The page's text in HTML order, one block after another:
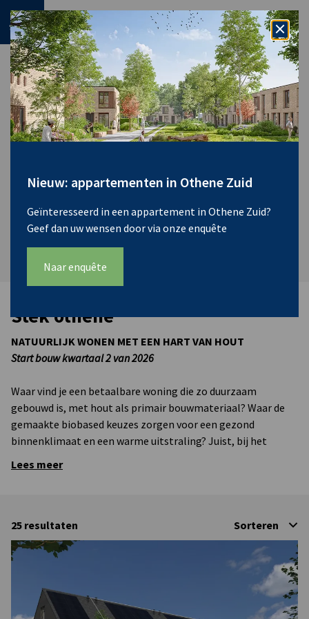
Filter
Stek othene
NATUURLIJK WONEN MET EEN HART VAN HOUT
Start bouw kwartaal 2 van 2026
Waar vind je een betaalbare woning die zo duurzaam
gebouwd is, met hout als primair bouwmateriaal? Waar de
gemaakte biobased keuzes zorgen voor een gezond
binnenklimaat en een warme uitstraling? Juist, bij het
blauw en het groen van het landschap de hoofdrol spelen,
zijn de woningen van Stek gesitueerd. Je vindt er tal van
groene ontmoetingsplekken in de omgeving en kunt volop
Aantrekkelijke prijs en extra leencapaciteit
Lees meer
25 resultaten Sorteren
Nieuw: appartementen in Othene Zuid
Geïnteresseerd in een appartement in Othene Zuid?
Geef dan uw wensen door via onze enquête
Naar enquête